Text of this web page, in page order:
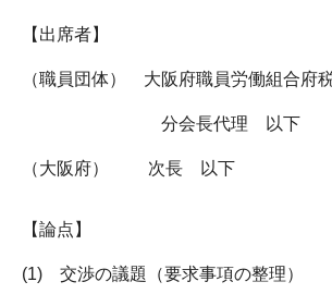
【出席者】
（職員団体） 大阪府職員労働組合府
分会長代理 以下
（大阪府） 次長 以下
【論点】
(1) 交渉の議題（要求事項の整理）